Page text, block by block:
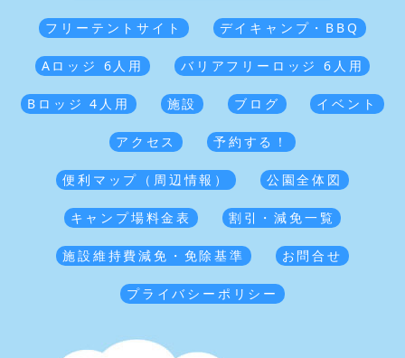
フリーテントサイト デイキャンプ・BBQ
Aロッジ 6人用 バリアフリーロッジ 6人用
Bロッジ 4人用 施設 ブログ イベント
アクセス 予約する！
便利マップ（周辺情報） 公園全体図
キャンプ場料金表 割引・減免一覧
施設維持費減免・免除基準 お問合せ
プライバシーポリシー